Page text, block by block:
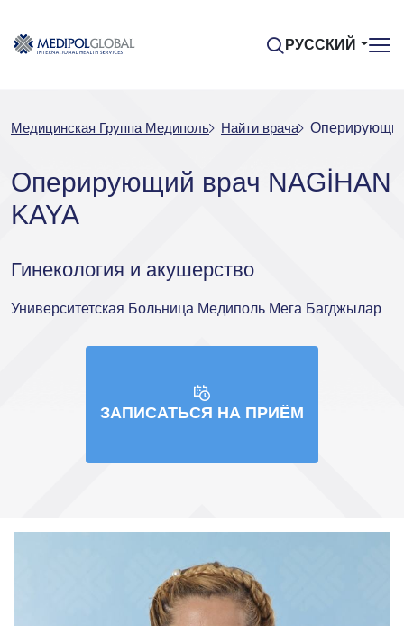
РУССКИЙ
Медицинская Группа Медиполь Найти врача
Оперирующий врач NAGİHAN
KAYA
Гинекология и акушерство
Университетская Больница Медиполь Мега Багджылар
ЗАПИСАТЬСЯ НА ПРИЁМ